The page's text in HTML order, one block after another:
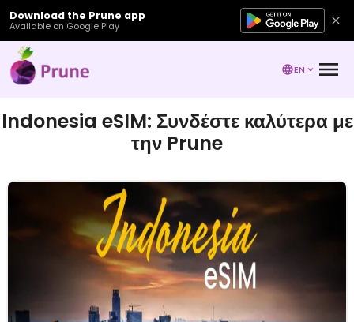
Download the Prune app
Available on Google Play
EN
Indonesia eSIM: Συνδέστε καλύτερα με
την Prune